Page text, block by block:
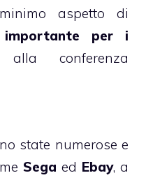
aspetto di
importante per i
alla conferenza
state numerose e
Sega ed Ebay, a